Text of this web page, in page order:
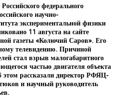
федерального
научно-
экспериментальной физики
11 августа на сайте
газеты «Колючий Саров». Его
телевидению. Причиной
стал взрыв малогабаритного
частью двигателя объекта
этом рассказали директор РФЯЦ-
и научный руководитель